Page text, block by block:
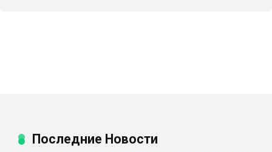
Последние Новости